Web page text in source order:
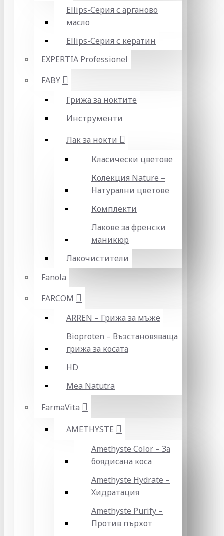
Ellips-Серия с арганово
масло
Ellips-Серия с кератин
EXPERTIA Professionel
FABY
Грижа за ноктите
Инструменти
Лак за нокти
Класически цветове
Колекция Nature –
Натурални цветове
Комплекти
Лакове за френски
маникюр
Лакочистители
Fanola
FARCOM
ARREN – Грижа за мъже
Bioproten – Възстановяваща
грижа за косата
HD
Mea Natutra
FarmaVita
AMETHYSTE
Amethyste Color – За
боядисана коса
Amethyste Hydrate –
Хидратация
Amethyste Purify –
Против пърхот